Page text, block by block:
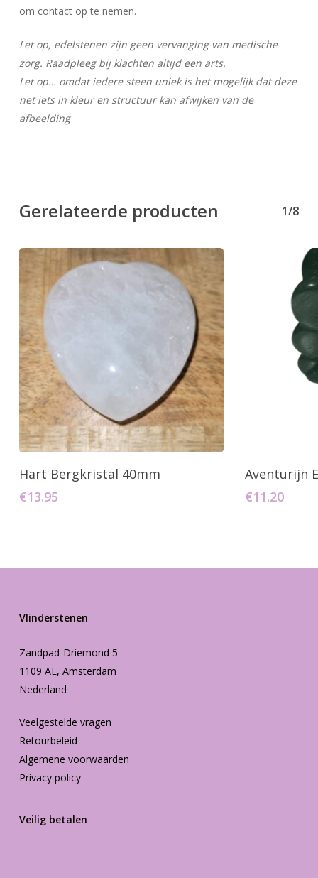
om contact op te nemen.
Let op, edelstenen zijn geen vervanging van medische
zorg. Raadpleeg bij klachten altijd een arts.
Let op… omdat iedere steen uniek is het mogelijk dat deze
net iets in kleur en structuur kan afwijken van de
afbeelding
Gerelateerde producten 1/8
Toevoegen Aan Winkelwagen
Hart Bergkristal 40mm
€13.95
Aventurijn
€11.20
Vlinderstenen
Zandpad-Driemond 5
1109 AE, Amsterdam
Nederland
Veelgestelde vragen
Retourbeleid
Algemene voorwaarden
Privacy policy
Veilig betalen